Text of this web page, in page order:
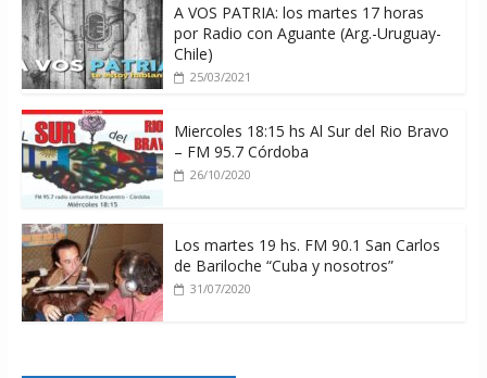
A VOS PATRIA: los martes 17 horas
por Radio con Aguante (Arg.-Uruguay-
Chile)
25/03/2021
Miercoles 18:15 hs Al Sur del Rio Bravo
– FM 95.7 Córdoba
26/10/2020
Los martes 19 hs. FM 90.1 San Carlos
de Bariloche “Cuba y nosotros”
31/07/2020